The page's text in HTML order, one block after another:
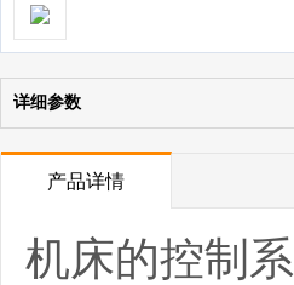
详细参数
产品详情
机床的控制